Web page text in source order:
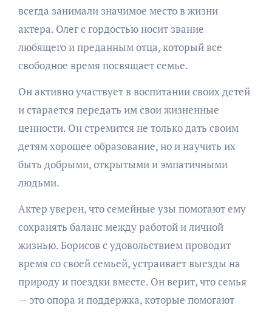
всегда занимали значимое место в жизни
актера. Олег с гордостью носит звание
любящего и преданным отца, который все
свободное время посвящает семье.
Он активно участвует в воспитании своих детей
и старается передать им свои жизненные
ценности. Он стремится не только дать своим
детям хорошее образование, но и научить их
быть добрыми, открытыми и эмпатичными
людьми.
Актер уверен, что семейные узы помогают ему
сохранять баланс между работой и личной
жизнью. Борисов с удовольствием проводит
время со своей семьей, устраивает выезды на
природу и поездки вместе. Он верит, что семья
— это опора и поддержка, которые помогают